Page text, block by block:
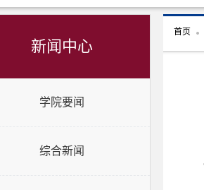
新闻中心
学院要闻
综合新闻
首页